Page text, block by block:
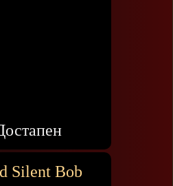
Silent Bob